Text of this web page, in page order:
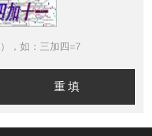
，如：三加四=7